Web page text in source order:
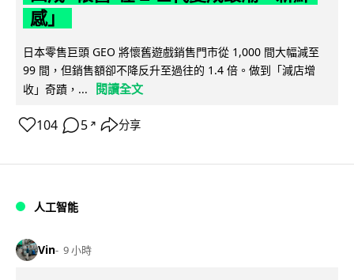
感」
日本零售巨頭 GEO 將懷舊遊戲銷售門市從 1,000 間大幅減至
99 間，但銷售額卻不降反升至過往的 1.4 倍。做到「減店增
收」奇蹟，...
閱讀全文
104 5 ↗ 分享
人工智能
Vin 9 小時